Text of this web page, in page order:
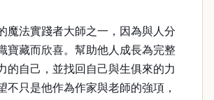
魔法實踐者大師之一，因為與人分
寶藏而欣喜。幫助他人成長為完整
的自己，並找回自己與生俱來的力
不只是他作為作家與老師的強項，